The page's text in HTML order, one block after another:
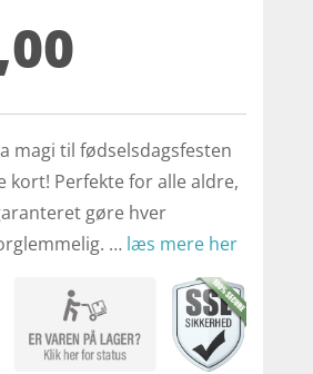
magi til fødselsdagsfesten
kort! Perfekte for alle aldre,
gøre hver
… læs mere her